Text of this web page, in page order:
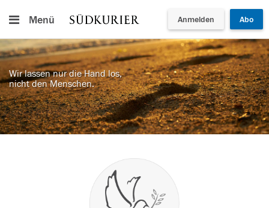
Menü Anmelden Abo
Wir lassen nur die Hand los,
nicht den Menschen.